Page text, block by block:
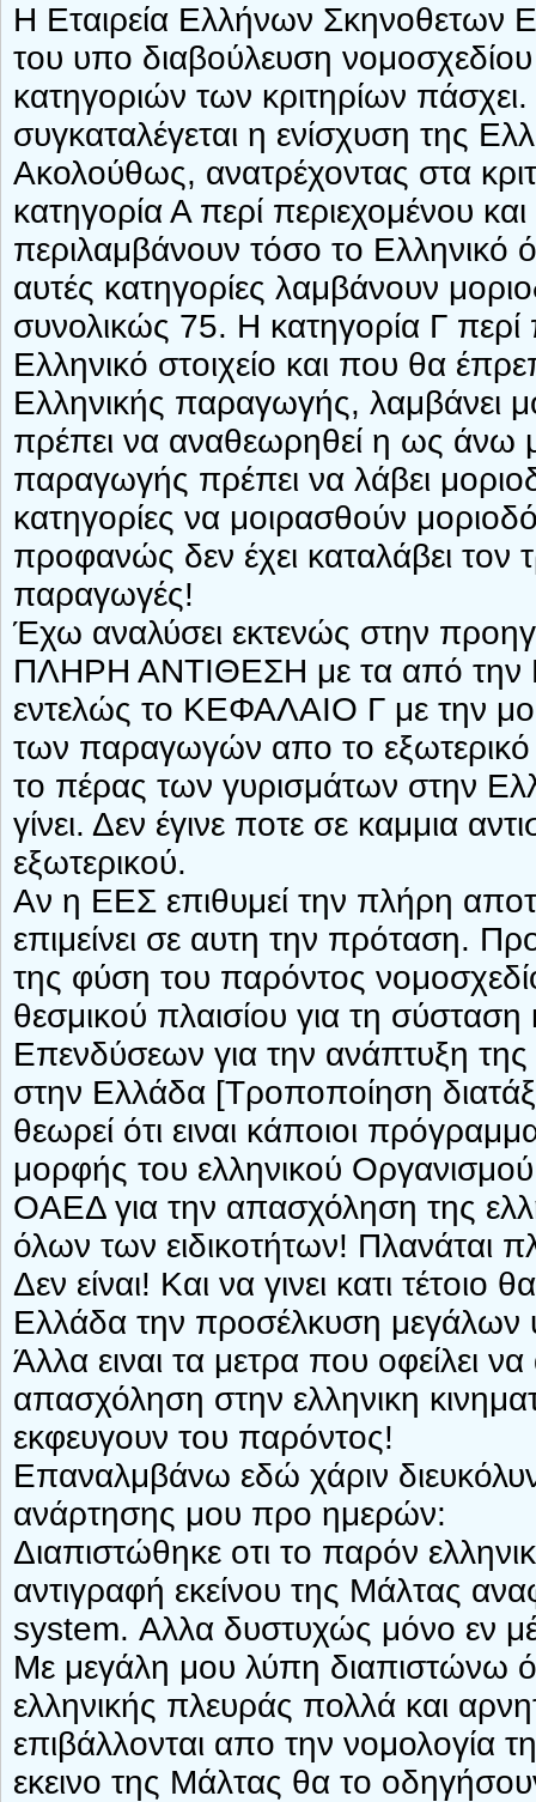
Η Εταιρεία Ελλήνων Σκηνοθετων
του υπο διαβούλευση
κατηγοριών των κριτηρίων
συγκαταλέγεται η ενίσχυση της
Ακολούθως, ανατρέχοντας στα
κατηγορία Α περί περιεχομένου
περιλαμβάνουν τόσο το Ελληνικό
αυτές κατηγορίες λαμβάνουν
συνολικώς 75. Η κατηγορία Γ
Ελληνικό στοιχείο και που θα
Ελληνικής παραγωγής, λαμβάνει
πρέπει να αναθεωρηθεί η ως άνω
παραγωγής πρέπει να λάβει
κατηγορίες να μοιρασθούν
προφανώς δεν έχει καταλάβει τον
παραγωγές!
Έχω αναλύσει εκτενώς στην
ΠΛΗΡΗ ΑΝΤΙΘΕΣΗ με τα από την
εντελώς το ΚΕΦΑΛΑΙΟ Γ με την
των παραγωγών απο το εξωτερικό
το πέρας των γυρισμάτων στην
γίνει. Δεν έγινε ποτε σε καμμια
εξωτερικού.
Αν η ΕΕΣ επιθυμεί την πλήρη
επιμείνει σε αυτη την πρόταση.
της φύση του παρόντος
θεσμικού πλαισίου για τη
Επενδύσεων για την ανάπτυξη
στην Ελλάδα [Τροποποίηση
θεωρεί ότι ειναι κάποιοι
μορφής του ελληνικού
ΟΑΕΔ για την απασχόληση της
όλων των ειδικοτήτων! Πλανάται
Δεν είναι! Και να γινει κατι τέτοιο
Ελλάδα την προσέλκυση
Άλλα ειναι τα μετρα που οφείλει
απασχόληση στην ελληνικη
εκφευγουν του παρόντος!
Επαναλμβάνω εδώ χάριν
ανάρτησης μου προ ημερών:
Διαπιστώθηκε οτι το παρόν
αντιγραφή εκείνου της Μάλτας
system. Αλλα δυστυχώς μόνο εν
Με μεγάλη μου λύπη διαπιστώνω
ελληνικής πλευράς πολλά και
επιβάλλονται απο την νομολογία
εκεινο της Μάλτας θα το